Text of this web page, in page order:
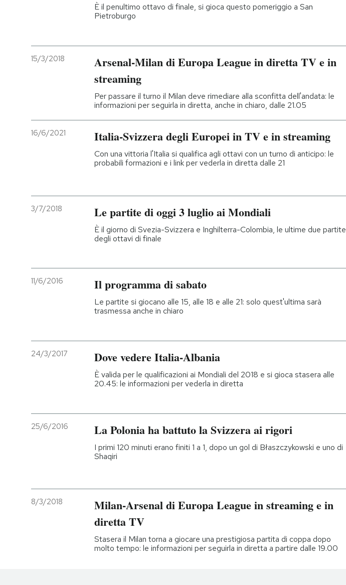
È il penultimo ottavo di finale, si gioca questo pomeriggio a San
Pietroburgo
15/3/2018
Arsenal-Milan di Europa League in diretta TV e in
streaming
Per passare il turno il Milan deve rimediare alla sconfitta dell'andata: le
informazioni per seguirla in diretta, anche in chiaro, dalle 21.05
16/6/2021 Italia-Svizzera degli Europei in TV e in streaming
Con una vittoria l'Italia si qualifica agli ottavi con un turno di anticipo: le
probabili formazioni e i link per vederla in diretta dalle 21
3/7/2018 Le partite di oggi 3 luglio ai Mondiali
È il giorno di Svezia-Svizzera e Inghilterra-Colombia, le ultime due partite
degli ottavi di finale
11/6/2016 Il programma di sabato
Le partite si giocano alle 15, alle 18 e alle 21: solo quest'ultima sarà
trasmessa anche in chiaro
24/3/2017 Dove vedere Italia-Albania
È valida per le qualificazioni ai Mondiali del 2018 e si gioca stasera alle
20.45: le informazioni per vederla in diretta
25/6/2016 La Polonia ha battuto la Svizzera ai rigori
I primi 120 minuti erano finiti 1 a 1, dopo un gol di Błaszczykowski e uno di
Shaqiri
8/3/2018
Milan-Arsenal di Europa League in streaming e in
diretta TV
Stasera il Milan torna a giocare una prestigiosa partita di coppa dopo
molto tempo: le informazioni per seguirla in diretta a partire dalle 19.00